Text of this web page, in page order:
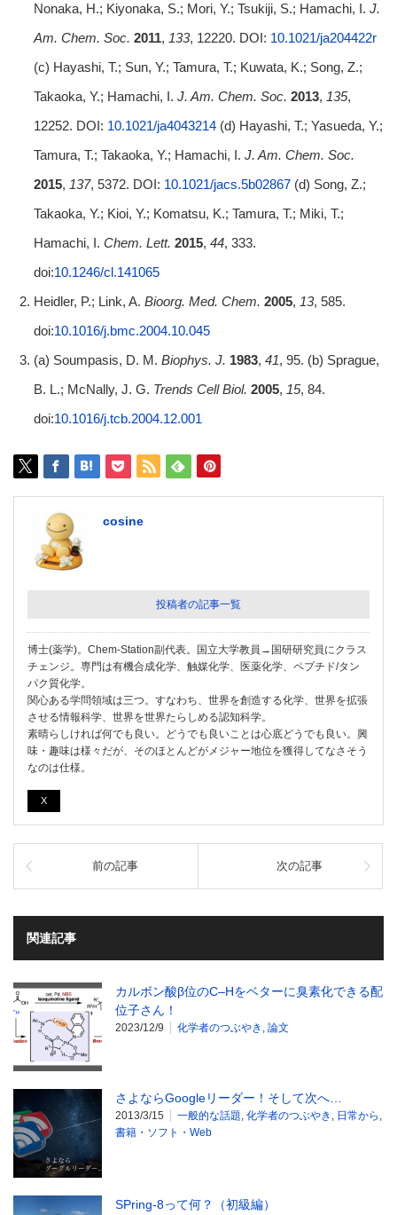
Nonaka, H.; Kiyonaka, S.; Mori, Y.; Tsukiji, S.; Hamachi, I. J.
Am. Chem. Soc. 2011, 133, 12220. DOI: 10.1021/ja204422r
(c) Hayashi, T.; Sun, Y.; Tamura, T.; Kuwata, K.; Song, Z.;
Takaoka, Y.; Hamachi, I. J. Am. Chem. Soc. 2013, 135,
12252. DOI: 10.1021/ja4043214(d) Hayashi, T.; Yasueda, Y.;
Tamura, T.; Takaoka, Y.; Hamachi, I. J. Am. Chem. Soc.
2015, 137, 5372. DOI: 10.1021/jacs.5b02867(d) Song, Z.;
Takaoka, Y.; Kioi, Y.; Komatsu, K.; Tamura, T.; Miki, T.;
Hamachi, I. Chem. Lett. 2015, 44, 333.
doi:10.1246/cl.141065
Heidler, P.; Link, A. Bioorg. Med. Chem. 2005, 13, 585.
doi:10.1016/j.bmc.2004.10.045
(a) Soumpasis, D. M. Biophys. J. 1983, 41, 95. (b) Sprague,
B. L.; McNally, J. G. Trends Cell Biol. 2005, 15, 84.
doi:10.1016/j.tcb.2004.12.001
cosine
投稿者の記事一覧
博士(薬学)。Chem-Station副代表。国立大学教員→国研研究員にクラス
チェンジ。専門は有機合成化学、触媒化学、医薬化学、ペプチド/タン
パク質化学。
関心ある学問領域は三つ。すなわち、世界を創造する化学、世界を拡張
させる情報科学、世界を世界たらしめる認知科学。
素晴らしければ何でも良い。どうでも良いことは心底どうでも良い。興
味・趣味は様々だが、そのほとんどがメジャー地位を獲得してなさそう
なのは仕様。
X
前の記事 次の記事
関連記事
カルボン酸β位のC–Hをベターに臭素化できる配
位子さん！
2023/12/9 化学者のつぶやき , 論文
さよならGoogleリーダー！そして次へ…
2013/3/15 一般的な話題, 化学者のつぶやき , 日常から ,
書籍・ソフト・Web
SPring-8って何？（初級編）